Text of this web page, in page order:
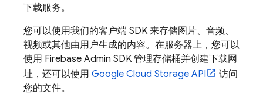
下载服务。
您可以使用我们的客户端 SDK 来存储图片、音频、
视频或其他由用户生成的内容。在服务器上，您可以
使用 Firebase Admin SDK 管理存储桶并创建下载网
址，还可以使用 Google Cloud Storage API
访问
您的文件。